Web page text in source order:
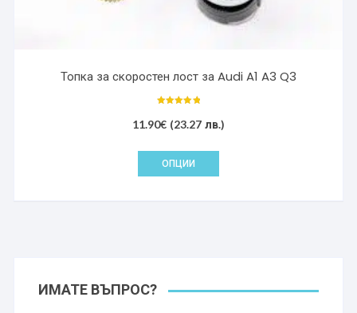
Топка за скоростен лост за Audi A1 A3 Q3
5.00
от 5
11.90€ (23.27 лв.)
ОПЦИИ
This
ИМАТЕ ВЪПРОС?